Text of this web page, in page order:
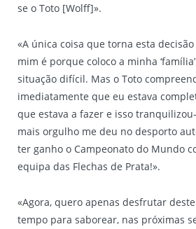
se o Toto [Wolff]».
«A única coisa que torna esta
mim é porque coloco a minha
situação difícil. Mas o Toto
imediatamente que eu estava
que estava a fazer e isso
mais orgulho me deu no desporto
ter ganho o Campeonato do Mundo
equipa das Flechas de Prata!».
«Agora, quero apenas desfrutar
tempo para saborear, nas próximas